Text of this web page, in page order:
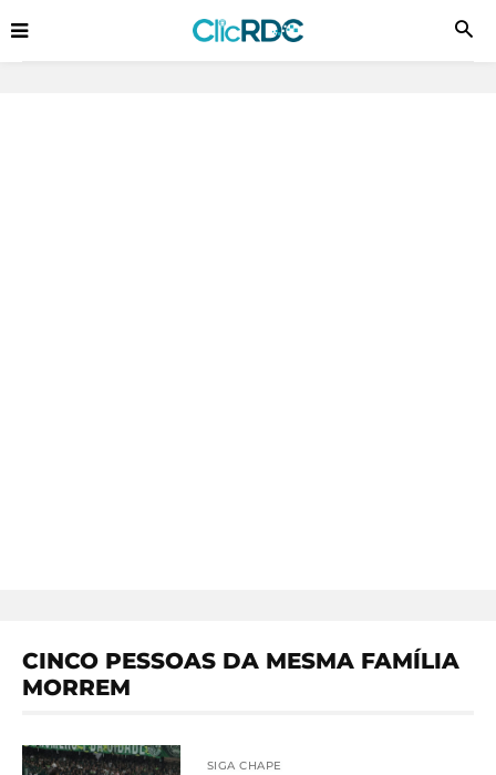
CINCO PESSOAS DA MESMA FAMÍLIA
MORREM
SIGA CHAPE